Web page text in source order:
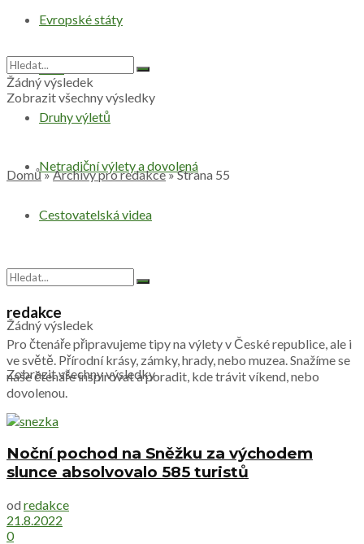
Evropské státy
Svět
Druhy výletů
Netradiční výlety a dovolená
Cestovatelská videa
Žádný výsledek
Zobrazit všechny výsledky
Žádný výsledek
Zobrazit všechny výsledky
Domů»Archivy pro redakce»Strana 55
redakce
Pro čtenáře připravujeme tipy na výlety v České republice, ale i
ve světě. Přírodní krásy, zámky, hrady, nebo muzea. Snažíme se
naše čtenáře inspirovat a poradit, kde trávit víkend, nebo
dovolenou.
Noční pochod na Sněžku za východem
slunce absolvovalo 585 turistů
od redakce
21.8.2022
0